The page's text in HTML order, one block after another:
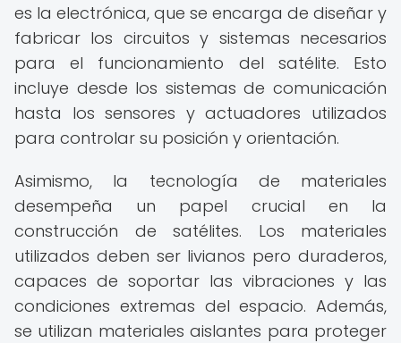
es la electrónica, que se encarga de diseñar y
fabricar los circuitos y sistemas necesarios
para el funcionamiento del satélite. Esto
incluye desde los sistemas de comunicación
hasta los sensores y actuadores utilizados
para controlar su posición y orientación.
Asimismo, la tecnología de materiales
desempeña un papel crucial en la
construcción de satélites. Los materiales
utilizados deben ser livianos pero duraderos,
capaces de soportar las vibraciones y las
condiciones extremas del espacio. Además,
se utilizan materiales aislantes para proteger